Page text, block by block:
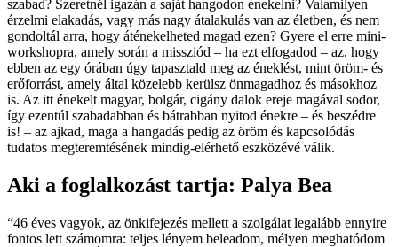
szabad? Szeretnél igazán a saját hangodon énekelni? Valamilyen
érzelmi elakadás, vagy más nagy átalakulás van az életben, és nem
gondoltál arra, hogy áténekelheted magad ezen? Gyere el erre mini-
workshopra, amely során a missziód – ha ezt elfogadod – az, hogy
ebben az egy órában úgy tapasztald meg az éneklést, mint öröm- és
erőforrást, amely által közelebb kerülsz önmagadhoz és másokhoz
is. Az itt énekelt magyar, bolgár, cigány dalok ereje magával sodor,
így ezentúl szabadabban és bátrabban nyitod énekre – és beszédre
is! – az ajkad, maga a hangadás pedig az öröm és kapcsolódás
tudatos megteremtésének mindig-elérhető eszközévé válik.
Aki a foglalkozást tartja: Palya Bea
“46 éves vagyok, az önkifejezés mellett a szolgálat legalább ennyire
fontos lett számomra: teljes lényem beleadom, mélyen meghatódom